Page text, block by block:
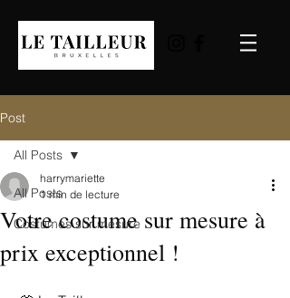
Post
All Posts
Costumes sur mesure
All Posts
Votre costume sur mesure à
prix exceptionnel !
harrymariette
1 min de lecture